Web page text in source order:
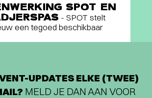
SPOT EN
- SPOT stelt
een tegoed beschikbaar
UPDATES ELKE (TWEE)
MELD JE DAN AAN VOOR